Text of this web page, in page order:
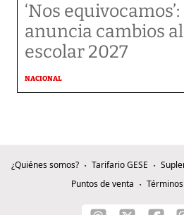
‘Nos
anuncia cambios
escolar 2027
NACIONAL
¿Quiénes somos? Tarifario GESE
Puntos de venta